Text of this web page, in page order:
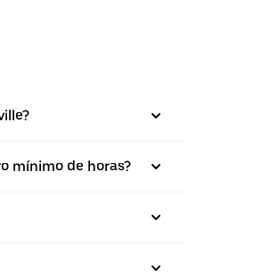
mínimo de horas?